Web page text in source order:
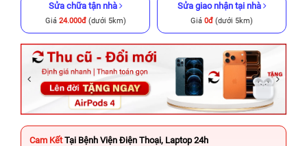
Sửa chữa tận nhà
Giá 24.000đ(dưới 5km)
Sửa giao nhận tại nhà
Giá 0đ (dưới 5km)
Cam Kết Tại Bệnh Viện Điện Thoại, Laptop 24h